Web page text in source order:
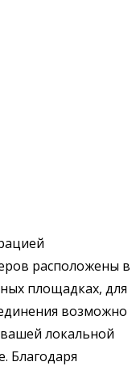
расположены в
площадках, для
возможно
локальной
Благодаря